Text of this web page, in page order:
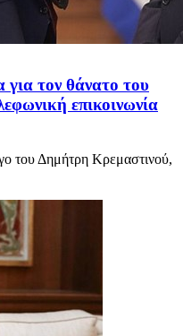
τον θάνατο του
επικοινωνία
του Δημήτρη Κρεμαστινού,